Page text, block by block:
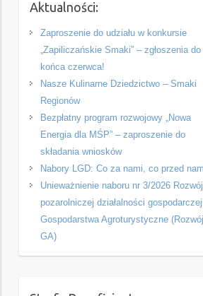
Aktualności:
Zaproszenie do udziału w konkursie
„Zapiliczańskie Smaki” – zgłoszenia do
końca czerwca!
Nasze Kulinarne Dziedzictwo – Smaki
Regionów
Bezpłatny program rozwojowy „Nowa
Energia dla MŚP” – zaproszenie do
składania wniosków
Nabory LGD: Co za nami, co przed
Unieważnienie naboru nr 3/2026 Rozwój
pozarolniczej działalności
Gospodarstwa Agroturystyczne (Rozwój
GA)